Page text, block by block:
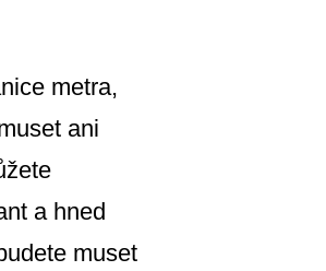
metra,
ani
a hned
muset